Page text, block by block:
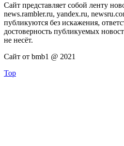
Сайт представляет собой ленту
news.rambler.ru, yandex.ru,
публикуются без искажения,
достоверность публикуемых
не несёт.
Сайт от bmb1 @ 2021
Top